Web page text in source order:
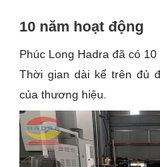
10 năm hoạt động
Phúc Long Hadra đã có
Thời gian dài kể trên đủ
của thương hiệu.